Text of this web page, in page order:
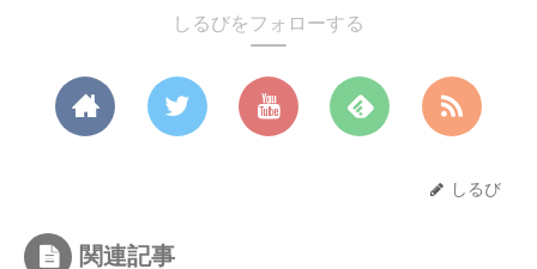
しるびをフォローする
しるび
関連記事